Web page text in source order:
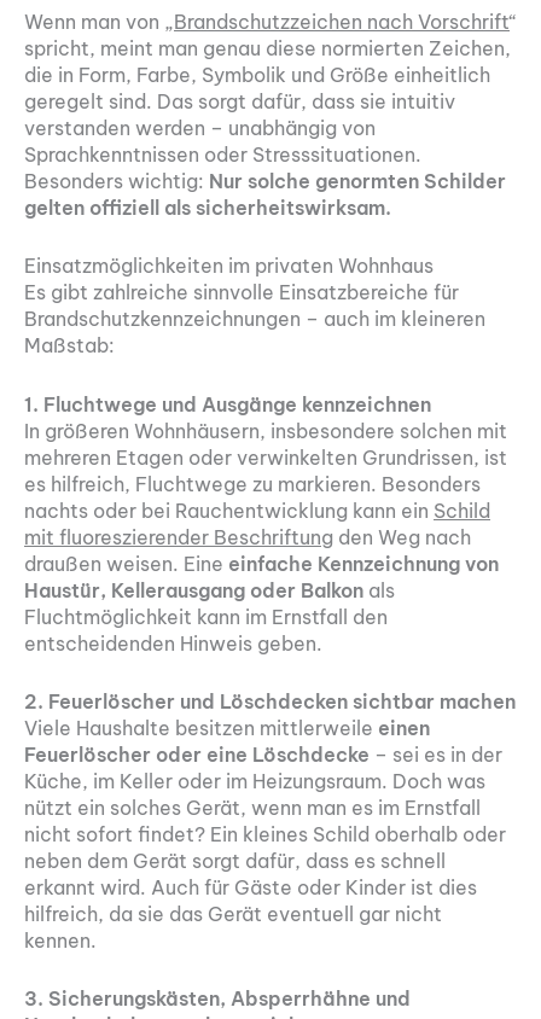
Wenn man von „Brandschutzzeichen nach Vorschrift“
spricht, meint man genau diese normierten Zeichen,
die in Form, Farbe, Symbolik und Größe einheitlich
geregelt sind. Das sorgt dafür, dass sie intuitiv
verstanden werden – unabhängig von
Sprachkenntnissen oder Stresssituationen.
Besonders wichtig: Nur solche genormten Schilder
gelten offiziell als sicherheitswirksam.
Einsatzmöglichkeiten im privaten Wohnhaus
Es gibt zahlreiche sinnvolle Einsatzbereiche für
Brandschutzkennzeichnungen – auch im kleineren
Maßstab:
1. Fluchtwege und Ausgänge kennzeichnen
In größeren Wohnhäusern, insbesondere solchen mit
mehreren Etagen oder verwinkelten Grundrissen, ist
es hilfreich, Fluchtwege zu markieren. Besonders
nachts oder bei Rauchentwicklung kann ein Schild
mit fluoreszierender Beschriftung den Weg nach
draußen weisen. Eine einfache Kennzeichnung von
Haustür, Kellerausgang oder Balkon als
Fluchtmöglichkeit kann im Ernstfall den
entscheidenden Hinweis geben.
2. Feuerlöscher und Löschdecken sichtbar machen
Viele Haushalte besitzen mittlerweile einen
Feuerlöscher oder eine Löschdecke – sei es in der
Küche, im Keller oder im Heizungsraum. Doch was
nützt ein solches Gerät, wenn man es im Ernstfall
nicht sofort findet? Ein kleines Schild oberhalb oder
neben dem Gerät sorgt dafür, dass es schnell
erkannt wird. Auch für Gäste oder Kinder ist dies
hilfreich, da sie das Gerät eventuell gar nicht
kennen.
3. Sicherungskästen, Absperrhähne und